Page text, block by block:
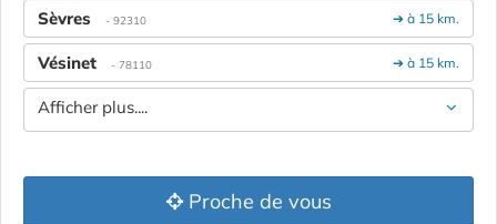
➔ à 15 km.
Sèvres - 92310
➔ à 15 km.
Vésinet - 78110
Afficher plus....
Proche de vous